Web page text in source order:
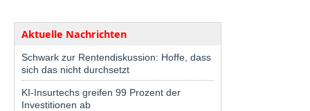
Aktuelle Nachrichten
Schwark zur Rentendiskussion: Hoffe, dass
sich das nicht durchsetzt
KI-Insurtechs greifen 99 Prozent der
Investitionen ab